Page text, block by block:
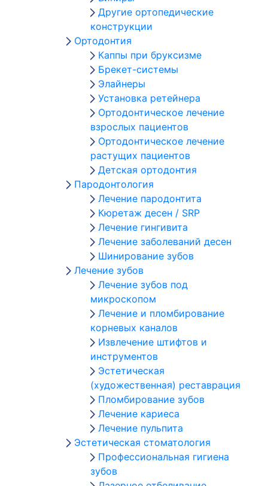
Другие ортопедические
конструкции
Ортодонтия
Каппы при бруксизме
Брекет-системы
Элайнеры
Установка ретейнера
Ортодонтическое лечение
взрослых пациентов
Ортодонтическое лечение
растущих пациентов
Детская ортодонтия
Пародонтология
Лечение пародонтита
Кюретаж десен / SRP
Лечение гингивита
Лечение заболеваний десен
Шинирование зубов
Лечение зубов
Лечение зубов под
микроскопом
Лечение и пломбирование
корневых каналов
Извлечение штифтов и
инструментов
Эстетическая
(художественная) реставрация
Пломбирование зубов
Лечение кариеса
Лечение пульпита
Эстетическая стоматология
Профессиональная гигиена
зубов